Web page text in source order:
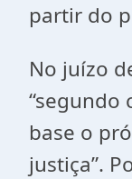
partir do
No juízo
“segundo
base o
justiça”.